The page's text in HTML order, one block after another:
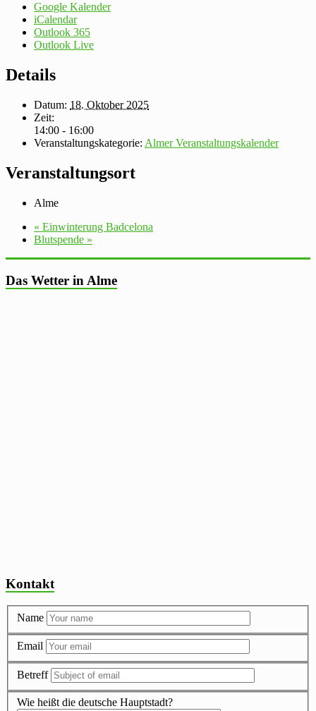
Google Kalender
iCalendar
Outlook 365
Outlook Live
Details
Datum: 18. Oktober 2025
Zeit:
14:00 - 16:00
Veranstaltungskategorie: Almer Veranstaltungskalender
Veranstaltungsort
Alme
« Einwinterung Badcelona
Blutspende »
Das Wetter in Alme
Kontakt
Name
Email
Betreff
Wie heißt die deutsche Hauptstadt?